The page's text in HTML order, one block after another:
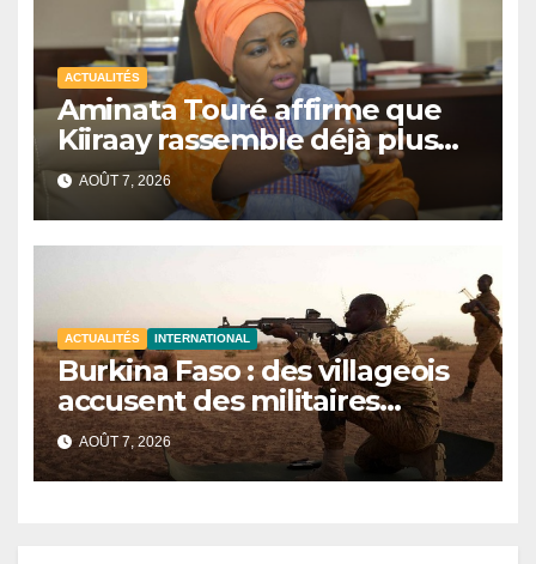
ACTUALITÉS
Aminata Touré affirme que
Kiiraay rassemble déjà plus
de la moitié des maires du
Sénégal
AOÛT 7, 2026
ACTUALITÉS INTERNATIONAL
Burkina Faso : des villageois
accusent des militaires
d’avoir tué au moins 48 civils
après une attaque terroriste
AOÛT 7, 2026